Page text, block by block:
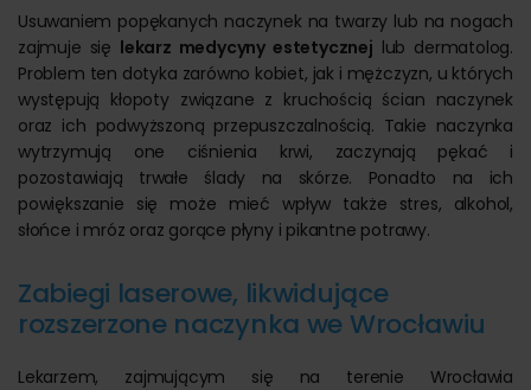
Usuwaniem popękanych naczynek na twarzy lub na nogach
zajmuje się lekarz medycyny estetycznej lub dermatolog.
Problem ten dotyka zarówno kobiet, jak i mężczyzn, u których
występują kłopoty związane z kruchością ścian naczynek
oraz ich podwyższoną przepuszczalnością. Takie naczynka
wytrzymują one ciśnienia krwi, zaczynają pękać i
pozostawiają trwałe ślady na skórze. Ponadto na ich
powiększanie się może mieć wpływ także stres, alkohol,
słońce i mróz oraz gorące płyny i pikantne potrawy.
Zabiegi laserowe, likwidujące
rozszerzone naczynka we Wrocławiu
Lekarzem, zajmującym się na terenie Wrocławia